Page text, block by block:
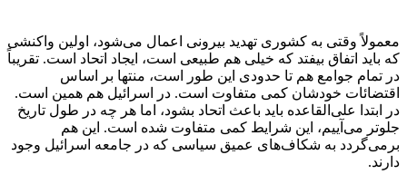
معمولاً وقتی به کشوری تهدید بیرونی اعمال می‌شود، اولین واکنشی
که باید اتفاق بیفتد که خیلی هم طبیعی است، ایجاد اتحاد است. تقریباً
در تمام جوامع هم تا حدودی این طور است، منتها بر اساس
اقتضائات خودشان کمی متفاوت است. در اسرائیل هم همین است.
در ابتدا علی‌القاعده باید باعث اتحاد بشود، اما هر چه در طول تاریخ
جلوتر می‌آییم، این شرایط کمی متفاوت شده است. این هم
برمی‌گردد به شکاف‌های عمیق سیاسی که در جامعه اسرائیل وجود
دارند.